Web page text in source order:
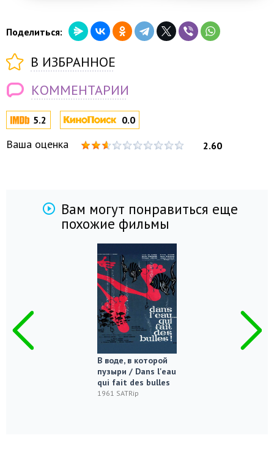
5.2 0.0
Ваша оценка 2.60
Поделиться:
В ИЗБРАННОЕ
КОММЕНТАРИИ
Вам могут понравиться еще
похожие фильмы
В воде, в которой
пузыри / Dans l'eau
qui fait des bulles
1961 SATRip